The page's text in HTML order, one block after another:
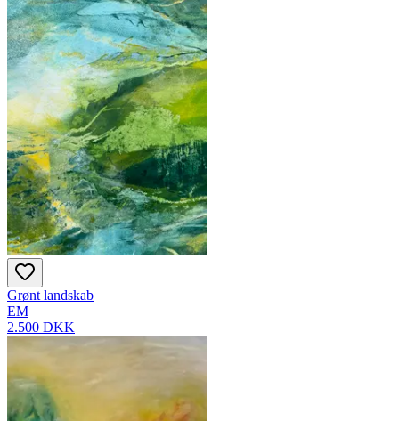
Grønt landskab
EM
2.500 DKK